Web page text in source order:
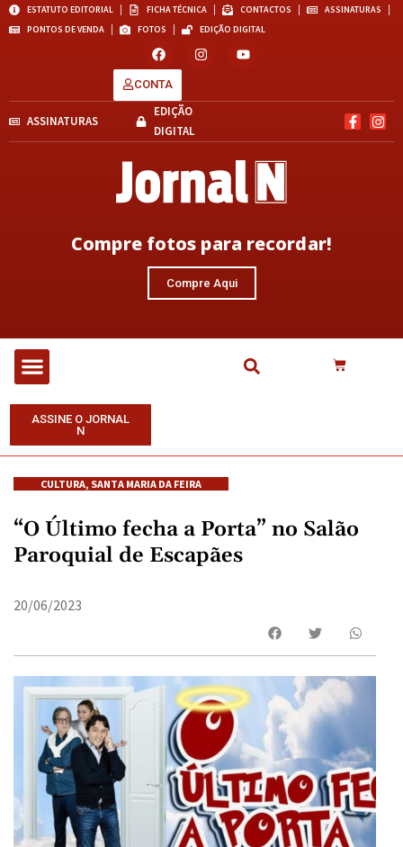
ESTATUTO EDITORIAL FICHA TÉCNICA CONTACTOS
ASSINATURAS
PONTOS DE VENDA
FOTOS EDIÇÃO DIGITAL
CONTA
ASSINATURAS
EDIÇÃO
DIGITAL
Compre fotos para recordar!
Compre Aqui
ASSINE O JORNAL
N
CULTURA, SANTA MARIA DA FEIRA
“O Último fecha a Porta” no Salão
Paroquial de Escapães
20/06/2023